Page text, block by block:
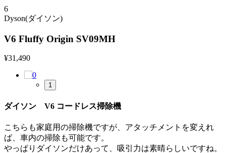
6
Dyson(ダイソン)
V6 Fluffy Origin SV09MH
¥31,490
1
ダイソン V6 コードレス掃除機
こちらも家庭用の掃除機ですが、アタッチメントを変えれ
ば、車内の掃除も可能です。
やっぱりダイソンだけあって、吸引力は素晴らしいですね。